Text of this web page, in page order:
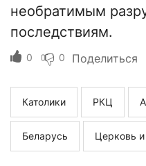
необратимым
последствиям.
0 0 Поделиться
Католики РКЦ
Беларусь Церковь